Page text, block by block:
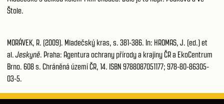
Štole.
MORÁVEK, R. (2009). Mladečský kras, s. 381-386. In: HROMAS, J. (ed.) et
al.Jeskyně. Praha: Agentura ochrany přírody a krajiny ČR a EkoCentrum
Brno. 608 s. Chráněná území ČR, 14. ISBN 9788087051177; 978-80-86305-
03-5.